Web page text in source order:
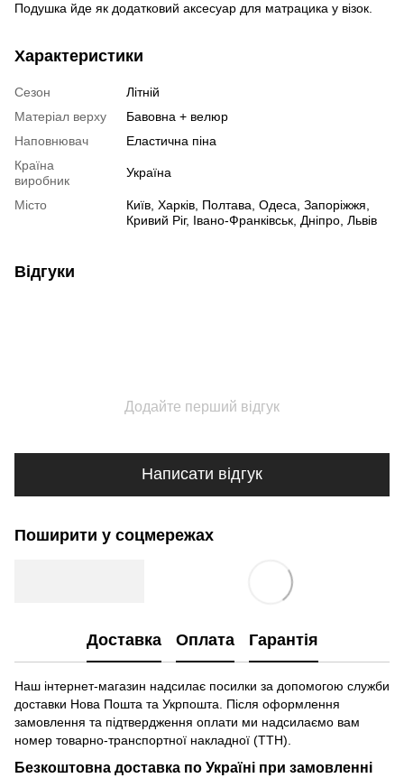
Подушка йде як додатковий аксесуар для матрацика у візок.
Характеристики
Сезон
Літній
Матеріал верху
Бавовна + велюр
Наповнювач
Еластична піна
Країна
виробник
Україна
Місто
Київ, Харків, Полтава, Одеса, Запоріжжя,
Кривий Ріг, Івано-Франківськ, Дніпро, Львів
Відгуки
Додайте перший відгук
Написати відгук
Поширити у соцмережах
Доставка Оплата Гарантія
Наш інтернет-магазин надсилає посилки за допомогою служби
доставки Нова Пошта та Укрпошта. Після оформлення
замовлення та підтвердження оплати ми надсилаємо вам
номер товарно-транспортної накладної (ТТН).
Безкоштовна доставка по Україні при замовленні